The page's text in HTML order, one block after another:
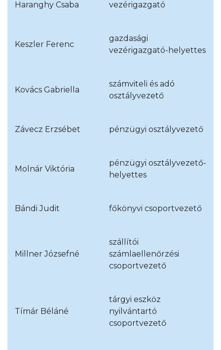
Haranghy Csaba vezérigazgató
Keszler Ferenc
gazdasági
vezérigazgató-helyettes
Kovács Gabriella
számviteli és adó
osztályvezető
Závecz Erzsébet pénzügyi osztályvezető
Molnár Viktória
pénzügyi osztályvezető-
helyettes
Bándi Judit főkönyvi csoportvezető
Millner Józsefné
szállítói
számlaellenőrzési
csoportvezető
Tímár Béláné
tárgyi eszköz
nyilvántartó
csoportvezető